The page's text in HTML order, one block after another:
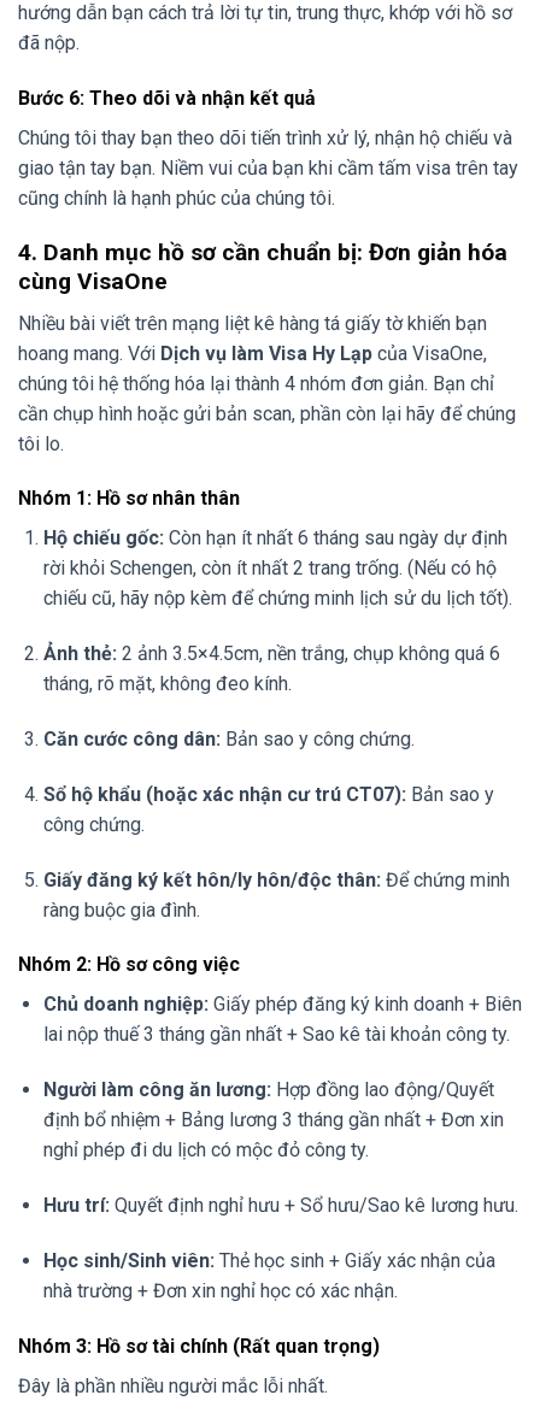
hướng dẫn bạn cách trả lời tự tin, trung thực, khớp với hồ sơ
đã nộp.
Bước 6: Theo dõi và nhận kết quả
Chúng tôi thay bạn theo dõi tiến trình xử lý, nhận hộ chiếu và
giao tận tay bạn. Niềm vui của bạn khi cầm tấm visa trên tay
cũng chính là hạnh phúc của chúng tôi.
4. Danh mục hồ sơ cần chuẩn bị: Đơn giản hóa
cùng VisaOne
Nhiều bài viết trên mạng liệt kê hàng tá giấy tờ khiến bạn
hoang mang. Với Dịch vụ làm Visa Hy Lạp của VisaOne,
chúng tôi hệ thống hóa lại thành 4 nhóm đơn giản. Bạn chỉ
cần chụp hình hoặc gửi bản scan, phần còn lại hãy để chúng
tôi lo.
Nhóm 1: Hồ sơ nhân thân
Hộ chiếu gốc: Còn hạn ít nhất 6 tháng sau ngày dự định
rời khỏi Schengen, còn ít nhất 2 trang trống. (Nếu có hộ
chiếu cũ, hãy nộp kèm để chứng minh lịch sử du lịch tốt).
Ảnh thẻ: 2 ảnh 3.5×4.5cm, nền trắng, chụp không quá 6
tháng, rõ mặt, không đeo kính.
Căn cước công dân: Bản sao y công chứng.
Sổ hộ khẩu (hoặc xác nhận cư trú CT07): Bản sao y
công chứng.
Giấy đăng ký kết hôn/ly hôn/độc thân: Để chứng minh
ràng buộc gia đình.
Nhóm 2: Hồ sơ công việc
Chủ doanh nghiệp: Giấy phép đăng ký kinh doanh + Biên
lai nộp thuế 3 tháng gần nhất + Sao kê tài khoản công ty.
Người làm công ăn lương: Hợp đồng lao động/Quyết
định bổ nhiệm + Bảng lương 3 tháng gần nhất + Đơn xin
nghỉ phép đi du lịch có mộc đỏ công ty.
Hưu trí: Quyết định nghỉ hưu + Sổ hưu/Sao kê lương hưu.
Học sinh/Sinh viên: Thẻ học sinh + Giấy xác nhận của
nhà trường + Đơn xin nghỉ học có xác nhận.
Nhóm 3: Hồ sơ tài chính (Rất quan trọng)
Đây là phần nhiều người mắc lỗi nhất.